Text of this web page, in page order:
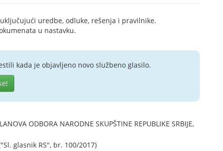
uredbe, odluke, rešenja i pravilnike.
u nastavku.
kada je objavljeno novo službeno glasilo.
ODBORA NARODNE SKUPŠTINE REPUBLIKE SRBIJE,
("Sl. glasnik RS", br. 100/2017)